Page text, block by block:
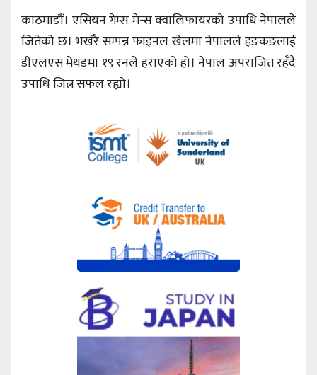
काठमाडौं। एसियन गेम्स मेन्स क्वालिफायरको उपाधि नेपालले
जितेको छ। भर्खरै सम्पन्न फाइनल खेलमा नेपालले हङकङलाई
डीएलएस मेथडमा १९ रनले हराएको हो। नेपाल अपराजित रहँदै
उपाधि जित्न सफल रह्यो।